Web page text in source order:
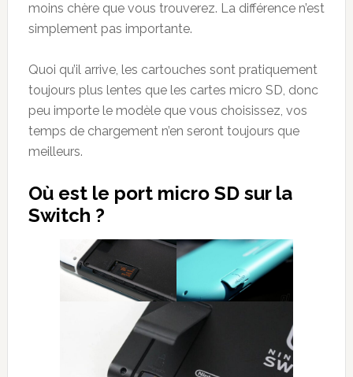
moins chère que vous trouverez. La différence n’est
simplement pas importante.
Quoi qu’il arrive, les cartouches sont pratiquement
toujours plus lentes que les cartes micro SD, donc
peu importe le modèle que vous choisissez, vos
temps de chargement n’en seront toujours que
meilleurs.
Où est le port micro SD sur la
Switch ?